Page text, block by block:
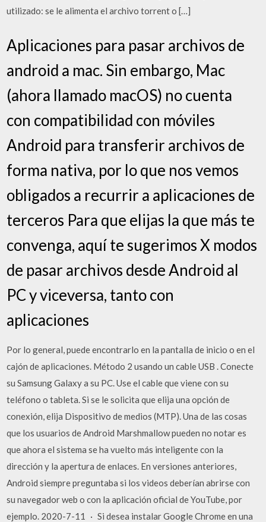
utilizado: se le alimenta el archivo torrent o […]
Aplicaciones para pasar archivos de
android a mac. Sin embargo, Mac
(ahora llamado macOS) no cuenta
con compatibilidad con móviles
Android para transferir archivos de
forma nativa, por lo que nos vemos
obligados a recurrir a aplicaciones de
terceros Para que elijas la que más te
convenga, aquí te sugerimos X modos
de pasar archivos desde Android al
PC y viceversa, tanto con
aplicaciones
Por lo general, puede encontrarlo en la pantalla de inicio o en el
cajón de aplicaciones. Método 2 usando un cable USB . Conecte
su Samsung Galaxy a su PC. Use el cable que viene con su
teléfono o tableta. Si se le solicita que elija una opción de
conexión, elija Dispositivo de medios (MTP). Una de las cosas
que los usuarios de Android Marshmallow pueden no notar es
que ahora el sistema se ha vuelto más inteligente con la
dirección y la apertura de enlaces. En versiones anteriores,
Android siempre preguntaba si los videos deberían abrirse con
su navegador web o con la aplicación oficial de YouTube, por
ejemplo. 2020-7-11 · Si desea instalar Google Chrome en una